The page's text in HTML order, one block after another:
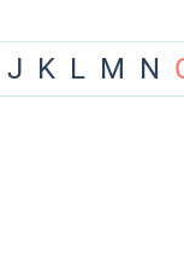
J K L M N